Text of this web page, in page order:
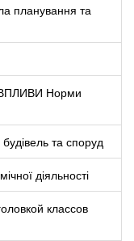
планування та
Норми
та споруд
діяльності
классов